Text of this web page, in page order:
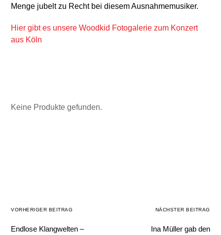
Menge jubelt zu Recht bei diesem Ausnahmemusiker.
Hier gibt es unsere Woodkid Fotogalerie zum Konzert
aus Köln
Keine Produkte gefunden.
VORHERIGER BEITRAG
Endlose Klangwelten –
NÄCHSTER BEITRAG
Ina Müller gab den